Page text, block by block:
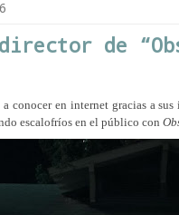
de
conocer en internet gracias a
escalofríos en el público con